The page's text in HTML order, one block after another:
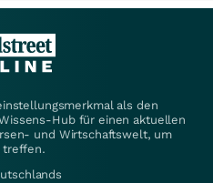
als den
Hub für einen aktuellen
und Wirtschaftswelt, um
treffen.